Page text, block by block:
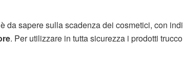
da sapere sulla scadenza dei cosmetici, con
. Per utilizzare in tutta sicurezza i prodotti